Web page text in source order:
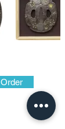
Order